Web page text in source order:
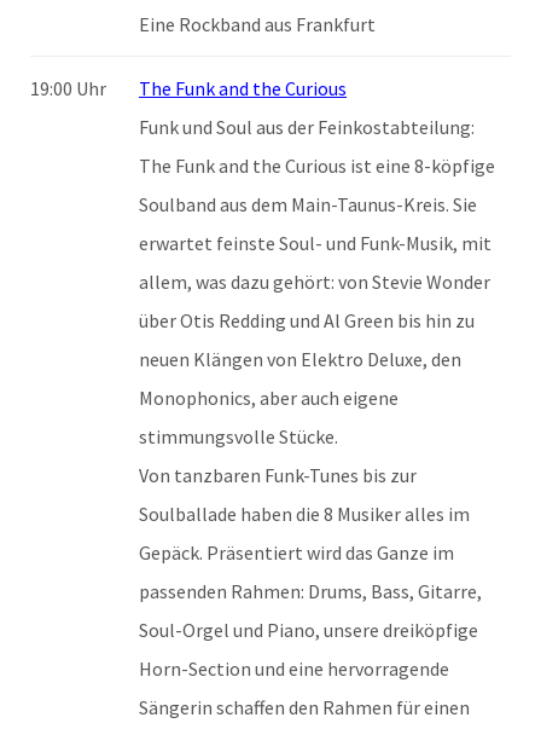
Eine Rockband aus Frankfurt
19:00 Uhr
The Funk and the Curious
Funk und Soul aus der Feinkostabteilung:
The Funk and the Curious ist eine 8-köpfige
Soulband aus dem Main-Taunus-Kreis. Sie
erwartet feinste Soul- und Funk-Musik, mit
allem, was dazu gehört: von Stevie Wonder
über Otis Redding und Al Green bis hin zu
neuen Klängen von Elektro Deluxe, den
Monophonics, aber auch eigene
stimmungsvolle Stücke.
Von tanzbaren Funk-Tunes bis zur
Soulballade haben die 8 Musiker alles im
Gepäck. Präsentiert wird das Ganze im
passenden Rahmen: Drums, Bass, Gitarre,
Soul-Orgel und Piano, unsere dreiköpfige
Horn-Section und eine hervorragende
Sängerin schaffen den Rahmen für einen